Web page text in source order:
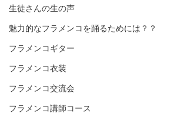
生徒さんの生の声
魅力的なフラメンコを踊るためには？？
フラメンコギター
フラメンコ衣装
フラメンコ交流会
フラメンコ講師コース